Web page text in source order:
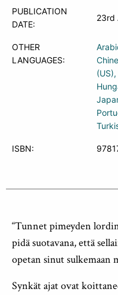
PUBLICATION
DATE:
23rd
OTHER
LANGUAGES:
(US)
ISBN:
“Tunnet pimeyden
pidä suotavana, että
opetan sinut sulkemaan
Synkät ajat ovat